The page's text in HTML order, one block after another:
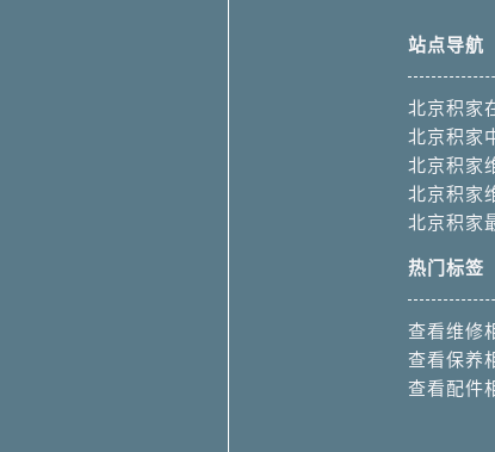
站点导航
北京积家
北京积家
北京积家
北京积家
北京积家
热门标签
查看维修
查看保养
查看配件